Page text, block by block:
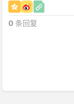
0 条回复